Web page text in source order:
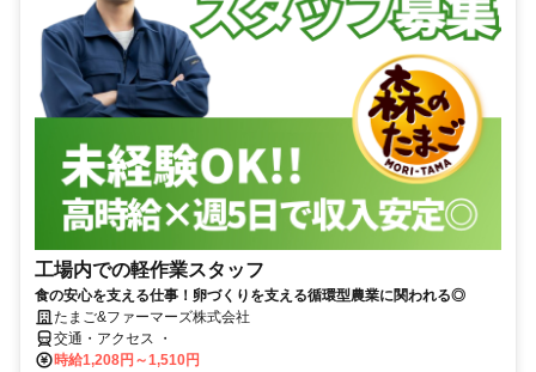
工場内での軽作業スタッフ
食の安心を支える仕事！卵づくりを支える循環型農業に関われる◎
たまご&ファーマーズ株式会社
交通・アクセス ・
時給1,208円～1,510円